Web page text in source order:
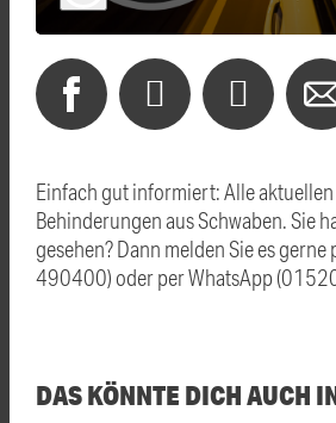
Einfach gut informiert: Alle aktuellen
Behinderungen aus Schwaben. Sie
gesehen? Dann melden Sie es
490400) oder per WhatsApp
DAS KÖNNTE DICH AUCH